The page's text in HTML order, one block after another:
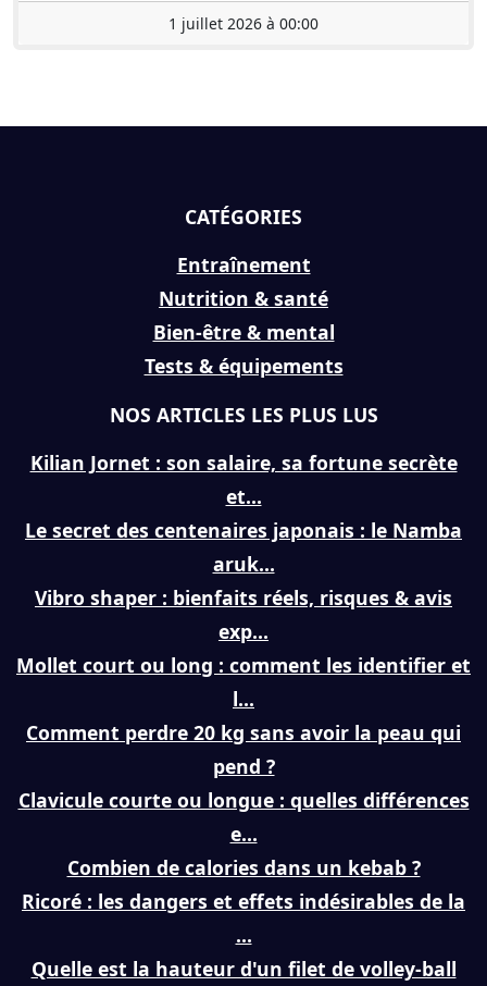
1 juillet 2026 à 00:00
CATÉGORIES
Entraînement
Nutrition & santé
Bien-être & mental
Tests & équipements
NOS ARTICLES LES PLUS LUS
Kilian Jornet : son salaire, sa fortune secrète
et...
Le secret des centenaires japonais : le Namba
aruk...
Vibro shaper : bienfaits réels, risques & avis
exp...
Mollet court ou long : comment les identifier et
l...
Comment perdre 20 kg sans avoir la peau qui
pend ?
Clavicule courte ou longue : quelles différences
e...
Combien de calories dans un kebab ?
Ricoré : les dangers et effets indésirables de la
...
Quelle est la hauteur d'un filet de volley-ball